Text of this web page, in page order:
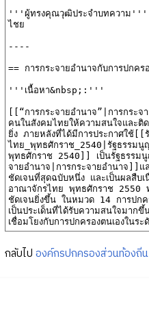
กลับไป องค์กรปกครองส่วนท้องถิ่น